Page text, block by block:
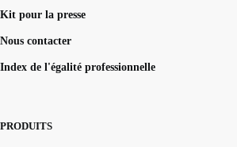
Kit pour la presse
Nous contacter
Index de l'égalité professionnelle
PRODUITS